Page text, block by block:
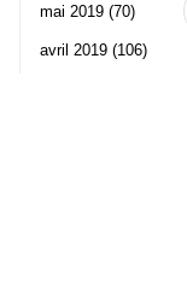
mai 2019 (70)
avril 2019 (106)